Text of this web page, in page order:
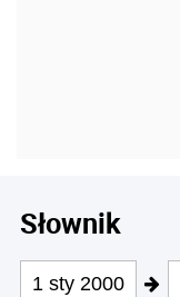
Słownik
1 sty 2000